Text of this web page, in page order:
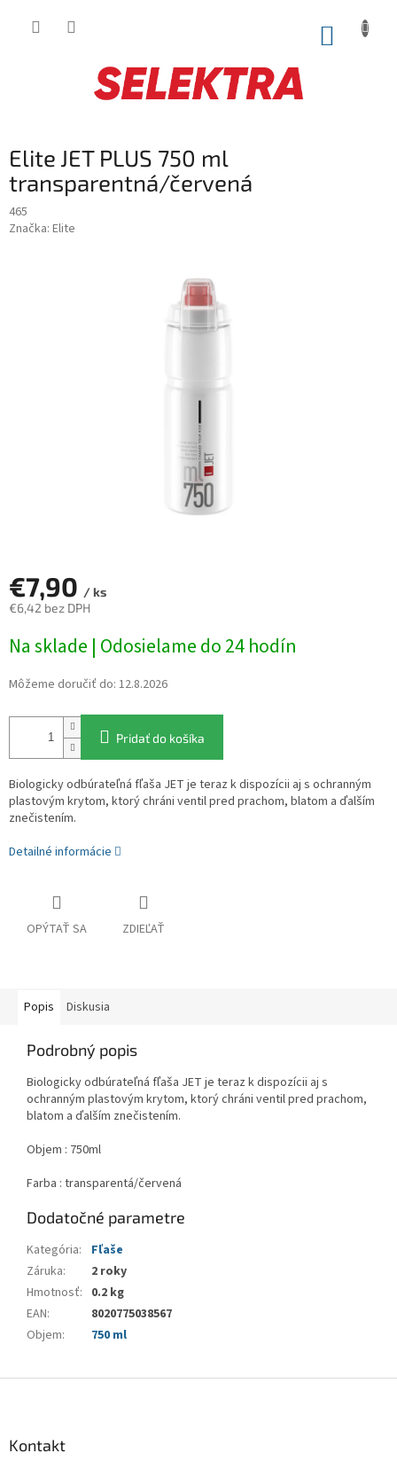
Elite JET PLUS 750 ml
transparentná/červená
465
Značka: Elite
€7,90 / ks
€6,42 bez DPH
cena:
Na sklade | Odosielame do 24 hodín
Môžeme doručiť do: 12.8.2026
Pridať do košíka
Biologicky odbúrateľná fľaša JET je teraz k dispozícii aj s ochranným
plastovým krytom, ktorý chráni ventil pred prachom, blatom a ďalším
znečistením.
Detailné informácie
OPÝTAŤ SA ZDIEĽAŤ
Popis Diskusia
Podrobný popis
Biologicky odbúrateľná fľaša JET je teraz k dispozícii aj s
ochranným plastovým krytom, ktorý chráni ventil pred prachom,
blatom a ďalším znečistením.
Objem : 750ml
Farba : transparentá/červená
Dodatočné parametre
Kategória:
Fľaše
Záruka:
2 roky
Hmotnosť: 0.2 kg
EAN:
8020775038567
Objem: 750 ml
Kontakt